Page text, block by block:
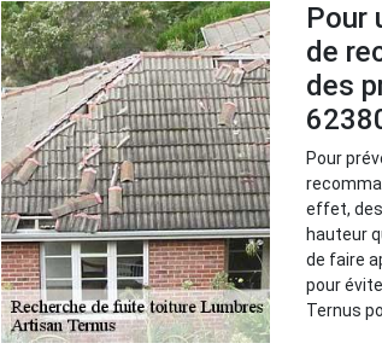
Pour
de
des
Pour
effet,
hauteur
de faire
pour
Ternus